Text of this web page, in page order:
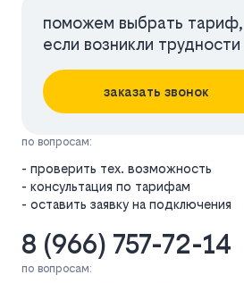
поможем выбрать тариф,
если возникли трудности
заказать звонок
по вопросам:
- проверить тех. возможность
- консультация по тарифам
- оставить заявку на подключения
8 (966) 757-72-14
по вопросам: